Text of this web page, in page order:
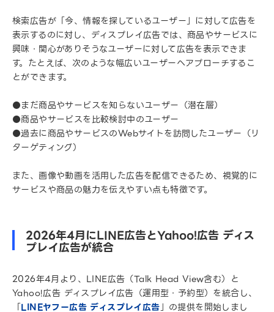
検索広告が「今、情報を探しているユーザー」に対して広告を
表示するのに対し、ディスプレイ広告では、商品やサービスに
興味・関心がありそうなユーザーに対して広告を表示できま
す。たとえば、次のような幅広いユーザーへアプローチするこ
とができます。
●まだ商品やサービスを知らないユーザー（潜在層）
●商品やサービスを比較検討中のユーザー
●過去に商品やサービスのWebサイトを訪問したユーザー（リ
ターゲティング）
また、画像や動画を活用した広告を配信できるため、視覚的に
サービスや商品の魅力を伝えやすい点も特徴です。
2026年4月にLINE広告とYahoo!広告 ディス
プレイ広告が統合
2026年4月より、LINE広告（Talk Head View含む）と
Yahoo!広告 ディスプレイ広告（運用型・予約型）を統合し、
「LINEヤフー広告 ディスプレイ広告」の提供を開始しまし